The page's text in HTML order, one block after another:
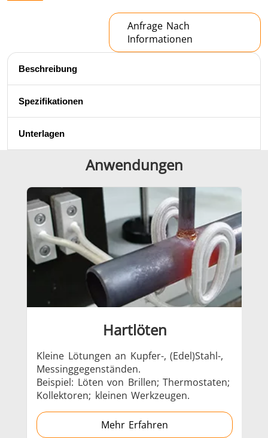
Generator mit
Controller
Heizkopf
Automotive Befestigung
Draht-
Grüne Energie Halbleiter
Anfrage Nach
Informationen
Beschreibung
Spezifikationen
Unterlagen
Anwendungen
Hartlöten
Kleine Lötungen an Kupfer-, (Edel)Stahl-,
Messinggegenständen.
Beispiel: Löten von Brillen; Thermostaten;
Kollektoren; kleinen Werkzeugen.
Mehr Erfahren